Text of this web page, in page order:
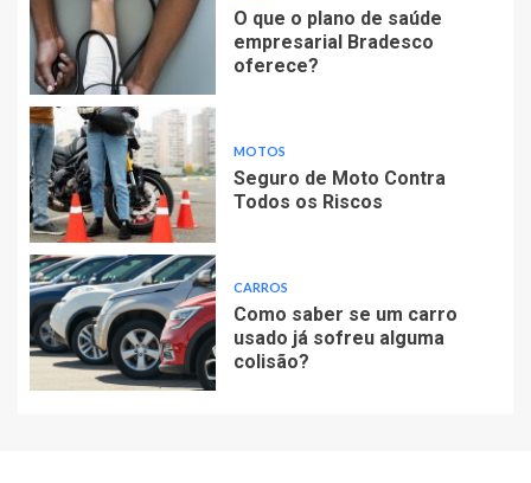
O que o plano de saúde
empresarial Bradesco
oferece?
MOTOS
Seguro de Moto Contra
Todos os Riscos
CARROS
Como saber se um carro
usado já sofreu alguma
colisão?